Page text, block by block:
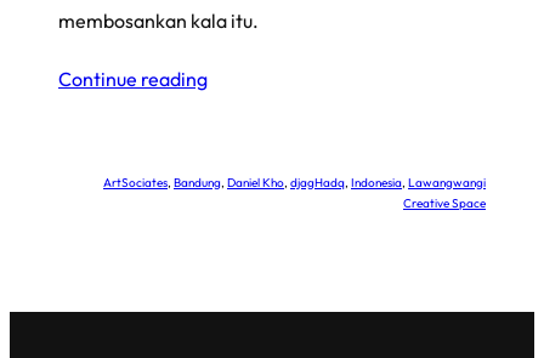
membosankan kala itu.
Continue reading
ArtSociates, Bandung, Daniel Kho, djagHadq, Indonesia, Lawangwangi
Creative Space